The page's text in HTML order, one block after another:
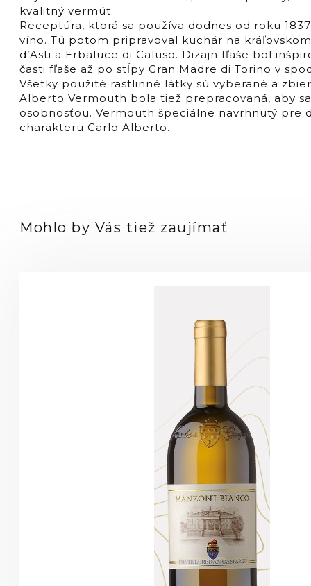
kvalitný vermút.
Receptúra, ktorá sa používa dodnes od roku
víno. Tú potom pripravoval kuchár na
d’Asti a Erbaluce di Caluso. Dizajn fľaše bol
časti fľaše až po stĺpy Gran Madre di Torino v
Všetky použité rastlinné látky sú vyberané a
Alberto Vermouth bola tiež prepracovaná, aby
osobnosťou. Vermouth špeciálne navrhnutý
charakteru Carlo Alberto.
Mohlo by Vás tiež zaujímať